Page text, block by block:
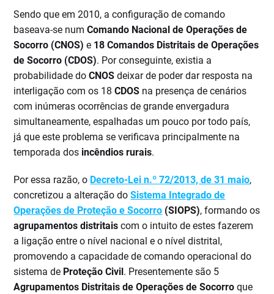
Sendo que em 2010, a configuração de comando
baseava-se numComando Nacional de Operações de
Socorro (CNOS) e 18 Comandos Distritais de Operações
de Socorro (CDOS). Por conseguinte, existia a
probabilidade doCNOS deixar de poder dar resposta na
interligação com os 18CDOS na presença de cenários
com inúmeras ocorrências de grande envergadura
simultaneamente, espalhadas um pouco por todo país,
já que este problema se verificava principalmente na
temporada dos incêndios rurais.
Por essa razão, o Decreto-Lei n.º 72/2013, de 31 maio,
concretizou a alteração doSistema Integrado de
Operações de Proteção e Socorro (SIOPS), formando os
agrupamentos distritais com o intuito de estes fazerem
a ligação entre o nível nacional e o nível distrital,
promovendo a capacidade de comando operacional do
sistema de Proteção Civil. Presentemente são 5
Agrupamentos Distritais de Operações de Socorro que